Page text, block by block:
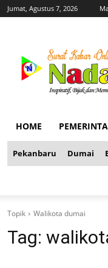
Jumat, Agustus 7, 2026
HOME
Pekanbaru Dumai
Topik Walikota dumai
Tag: